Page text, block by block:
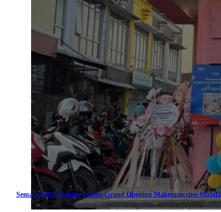
Semarak Hari Ketiga Promo Grand Opening Makeupuccino